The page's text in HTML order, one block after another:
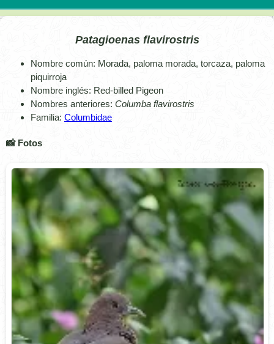
Patagioenas flavirostris
Nombre común: Morada, paloma morada, torcaza, paloma
piquirroja
Nombre inglés: Red-billed Pigeon
Nombres anteriores: Columba flavirostris
Familia: Columbidae
📸 Fotos